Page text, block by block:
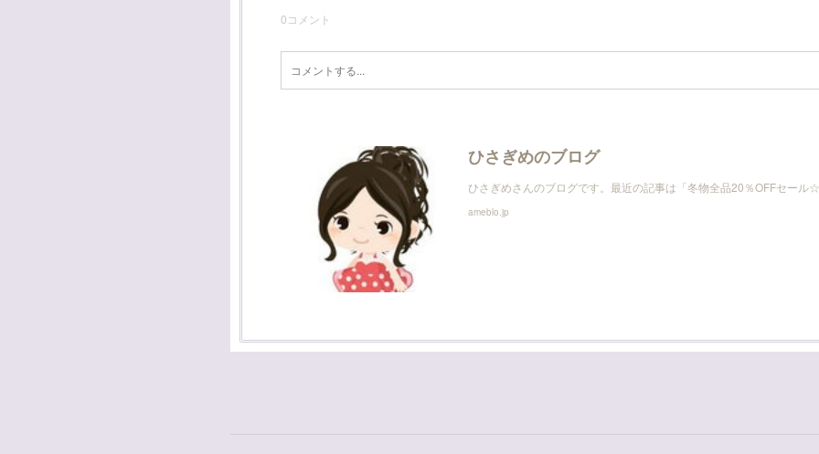
0コメント
ひさぎめのブログ
ひさぎめさんのブログです。最近の記事は「冬物全品20％OFFセール
ameblo.jp